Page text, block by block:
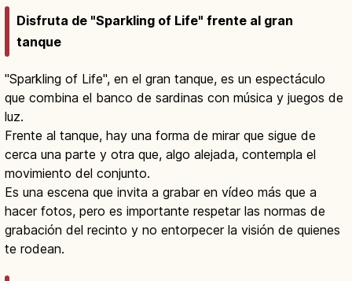
Disfruta de "Sparkling of Life" frente al gran
tanque
"Sparkling of Life", en el gran tanque, es un espectáculo
que combina el banco de sardinas con música y juegos de
luz.
Frente al tanque, hay una forma de mirar que sigue de
cerca una parte y otra que, algo alejada, contempla el
movimiento del conjunto.
Es una escena que invita a grabar en vídeo más que a
hacer fotos, pero es importante respetar las normas de
grabación del recinto y no entorpecer la visión de quienes
te rodean.